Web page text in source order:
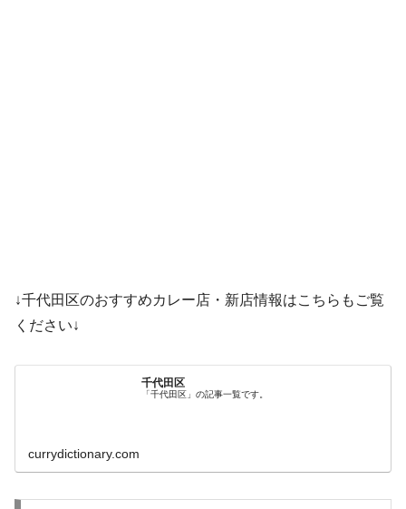
↓千代田区のおすすめカレー店・新店情報はこちらもご覧
ください↓
千代田区
「千代田区」の記事一覧です。
currydictionary.com